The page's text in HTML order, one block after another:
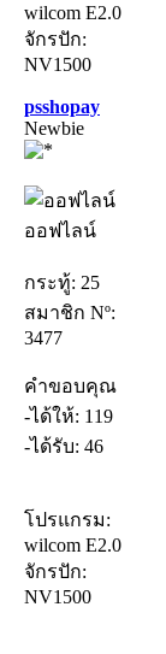
wilcom E2.0
จักรปัก:
NV1500
psshopay
Newbie
ออฟไลน์
กระทู้: 25
สมาชิก Nº:
3477
คำขอบคุณ
-ได้ให้: 119
-ได้รับ: 46
โปรแกรม:
wilcom E2.0
จักรปัก:
NV1500